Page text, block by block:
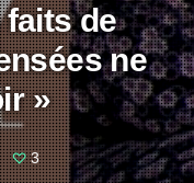
de
ne
»
3